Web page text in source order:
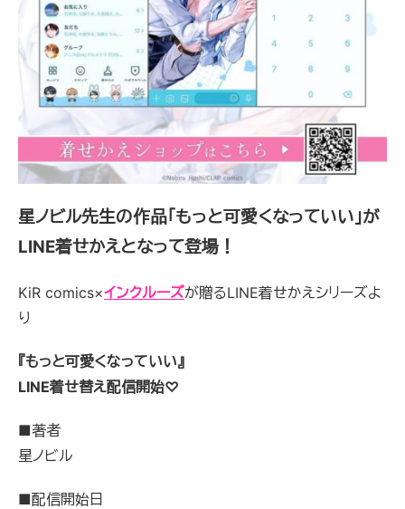
星ノビル先生の作品「もっと可愛くなっていい」が
LINE着せかえとなって登場！
KiR comics×インクルーズが贈るLINE着せかえシリーズよ
り
『もっと可愛くなっていい』
LINE着せ替え配信開始♡
■著者
星ノビル
■配信開始日